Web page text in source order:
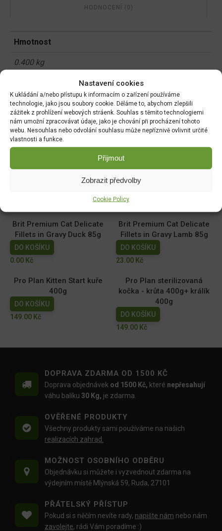
Nastavení cookies
K ukládání a/nebo přístupu k informacím o zařízení používáme
technologie, jako jsou soubory cookie. Děláme to, abychom zlepšili
zážitek z prohlížení webových stráenk. Souhlas s těmito technologiemi
nám umožní zpracovávat údaje, jako je chování při procházení tohoto
webu. Nesouhlas nebo odvolání souhlasu může nepříznivě ovlivnit určité
vlastnosti a funkce.
Přijmout
Zobrazit předvolby
Cookie Policy
HODNOCENÍ (0)
Hmotnost
0.400 kg
14 × 3 × 9 cm
Související produkty:
Brit Raw Treat Cat
Comfy Appetit Fancy Cat
49.00
Brit Premium Cat Delicate
Fillets in Gravy Duck 85g
DO KOŠÍKU
0.00 Kč
Brit Premium Cat Delicate
Fillets in Gravy Lamb 85g
DO KOŠÍKU
23.00 Kč
Pro Plan Kitten Start kuře
400g
DO KOŠÍKU
149.00 Kč
Pro Plan sterilizovaná
kočka - krůta 400g+ králík
400g
DO KOŠÍKU
149.00 Kč
DOPRAVA ZDARMA OD 1500 KČ
Doprava objednávek od 1500 Kč, které nepřesahují
váhu balíku 30 Kg, je zdarma.
OVĚŘENÉ PRODUKTY
Všechny produkty sami používáme na našich
realizacích zahrad.
MOŽNOST OSOBNÍHO ODBĚRU
Objednávku si můžete i vyzvednout zdarma na
výdejním místě Mlýnská 59, Ruda, 27101
PŘÁTELSKÝ PŘÍSTUP
Pokud si s něčím nevíte rady, napište nám nebo nám
zavolejte, rádi Vám poradíme :)